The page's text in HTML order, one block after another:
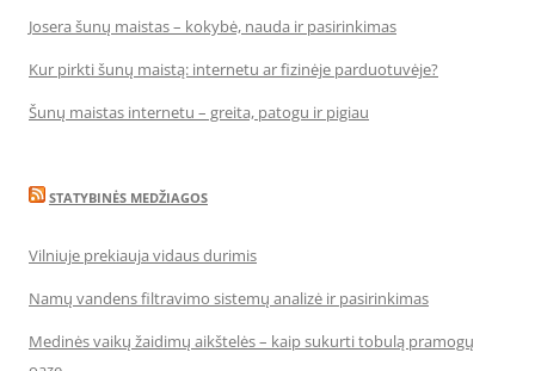
Josera šunų maistas – kokybė, nauda ir pasirinkimas
Kur pirkti šunų maistą: internetu ar fizinėje parduotuvėje?
Šunų maistas internetu – greita, patogu ir pigiau
STATYBINĖS MEDŽIAGOS
Vilniuje prekiauja vidaus durimis
Namų vandens filtravimo sistemų analizė ir pasirinkimas
Medinės vaikų žaidimų aikštelės – kaip sukurti tobulą pramogų